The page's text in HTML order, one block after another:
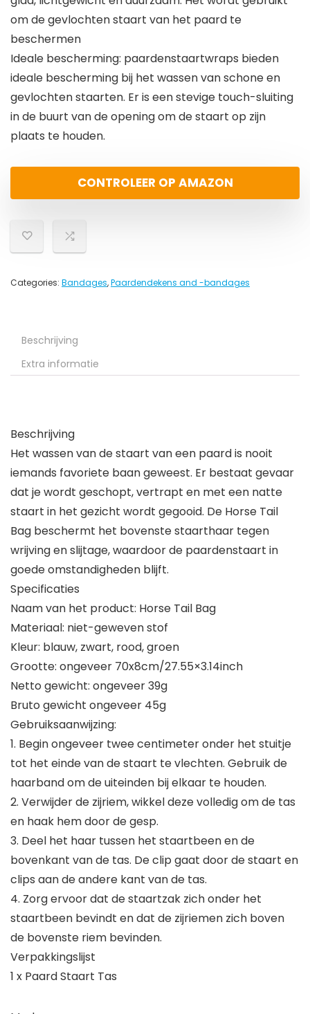
om de gevlochten staart van het paard te
beschermen
Ideale bescherming: paardenstaartwraps bieden
ideale bescherming bij het wassen van schone en
gevlochten staarten. Er is een stevige touch-sluiting
in de buurt van de opening om de staart op zijn
plaats te houden.
CONTROLEER OP AMAZON
Categories: Bandages,Paardendekens and -bandages
Beschrijving
Extra informatie
Beschrijving
Het wassen van de staart van een paard is nooit
iemands favoriete baan geweest. Er bestaat gevaar
dat je wordt geschopt, vertrapt en met een natte
staart in het gezicht wordt gegooid. De Horse Tail
Bag beschermt het bovenste staarthaar tegen
wrijving en slijtage, waardoor de paardenstaart in
goede omstandigheden blijft.
Specificaties
Naam van het product: Horse Tail Bag
Materiaal: niet-geweven stof
Kleur: blauw, zwart, rood, groen
Grootte: ongeveer 70x8cm/27.55×3.14inch
Netto gewicht: ongeveer 39g
Bruto gewicht ongeveer 45g
Gebruiksaanwijzing:
1. Begin ongeveer twee centimeter onder het stuitje
tot het einde van de staart te vlechten. Gebruik de
haarband om de uiteinden bij elkaar te houden.
2. Verwijder de zijriem, wikkel deze volledig om de tas
en haak hem door de gesp.
3. Deel het haar tussen het staartbeen en de
bovenkant van de tas. De clip gaat door de staart en
clips aan de andere kant van de tas.
4. Zorg ervoor dat de staartzak zich onder het
staartbeen bevindt en dat de zijriemen zich boven
de bovenste riem bevinden.
Verpakkingslijst
1 x Paard Staart Tas